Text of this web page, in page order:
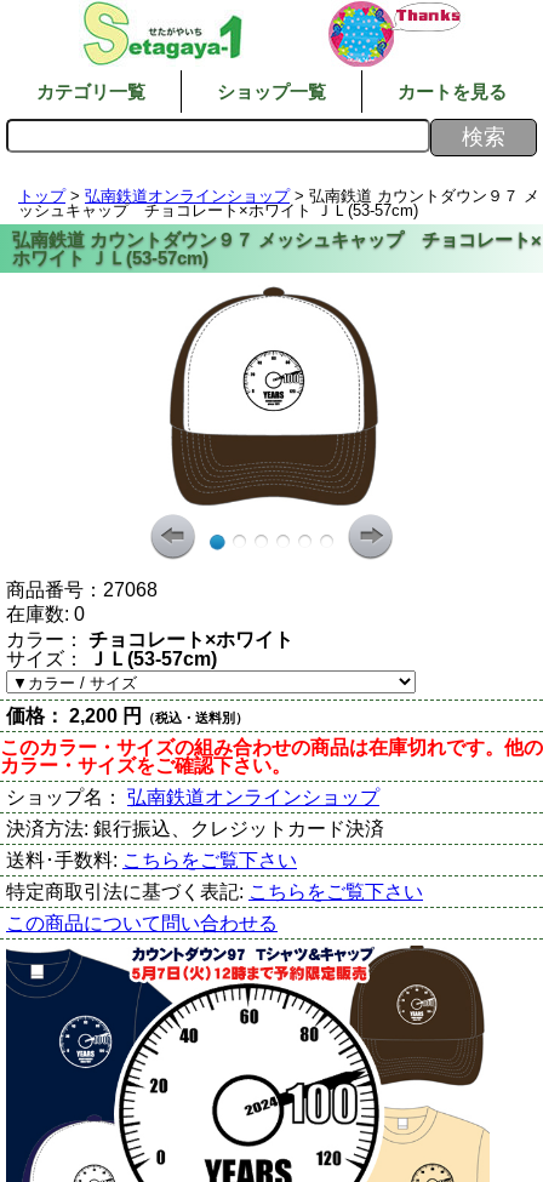
カテゴリ一覧 ショップ一覧 カートを見る
トップ> 弘南鉄道オンラインショップ> 弘南鉄道 カウントダウン９７ メ
ッシュキャップ チョコレート×ホワイト ＪＬ(53-57cm)
商品番号： 27068
在庫数: 0
カラー：
チョコレート×ホワイト
サイズ：
ＪＬ(53-57cm)
価格： 2,200 円 （税込・送料別）
このカラー・サイズの組み合わせの商品は在庫切れです。他の
カラー・サイズをご確認下さい。
ショップ名： 弘南鉄道オンラインショップ
決済方法: 銀行振込、クレジットカード決済
送料･手数料: こちらをご覧下さい
特定商取引法に基づく表記: こちらをご覧下さい
この商品について問い合わせる